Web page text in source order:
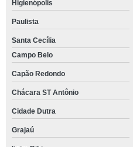
Higienópolis
Paulista
Santa Cecília
Campo Belo
Capão Redondo
Chácara ST Antônio
Cidade Dutra
Grajaú